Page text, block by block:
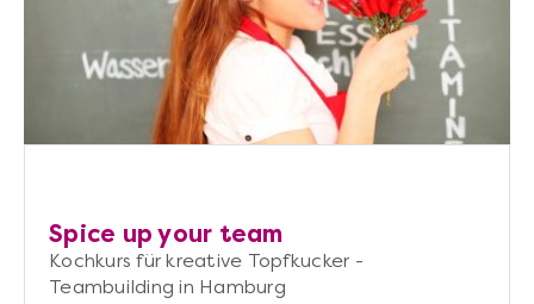
Spice up your team
Kochkurs für kreative Topfkucker -
Teambuilding in Hamburg